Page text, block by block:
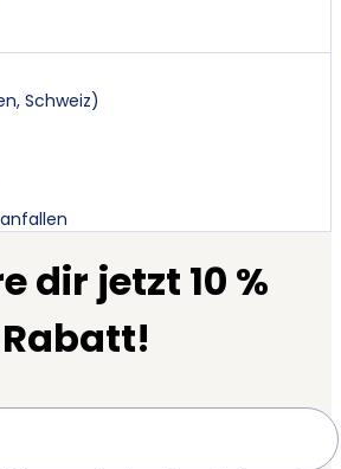
Schweiz)
dir jetzt 10 %
Rabatt!